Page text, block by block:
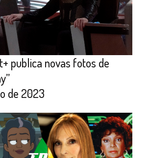
publica novas fotos de
de 2023